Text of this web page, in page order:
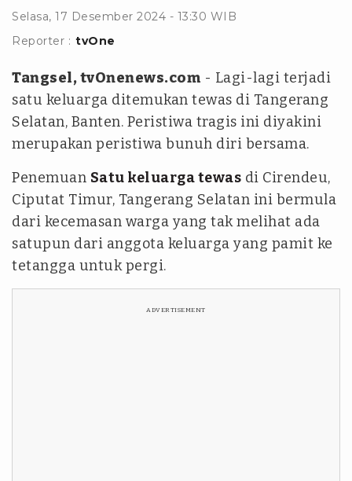
Selasa, 17 Desember 2024 - 13:30 WIB
Reporter : tvOne
Tangsel, tvOnenews.com - Lagi-lagi terjadi
satu keluarga ditemukan tewas di Tangerang
Selatan, Banten. Peristiwa tragis ini diyakini
merupakan peristiwa bunuh diri bersama.
Penemuan Satu keluarga tewas di Cirendeu,
Ciputat Timur, Tangerang Selatan ini bermula
dari kecemasan warga yang tak melihat ada
satupun dari anggota keluarga yang pamit ke
tetangga untuk pergi.
ADVERTISEMENT